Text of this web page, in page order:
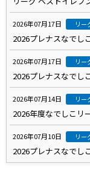
2026年07月17日 リー
2026プレナスなで
2026年07月17日 リー
2026プレナスなで
2026年07月14日 リー
2026年度なでしこ
2026年07月10日 リー
2026プレナスなでし